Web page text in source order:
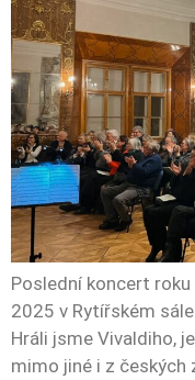
Poslední koncert
2025 v Rytířském
Hráli jsme Vivaldiho,
mimo jiné i z českých